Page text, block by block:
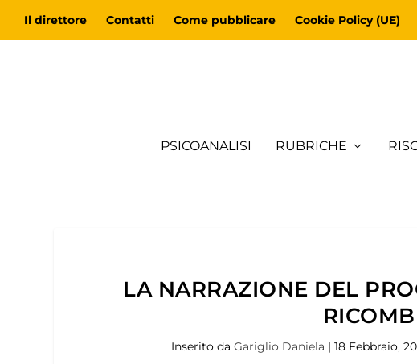
Il direttore Contatti Come pubblicare Cookie Policy (UE)
PSICOANALISI RUBRICHE
LA NARRAZIONE DEL
Inserito daGariglio Daniela |18 Febbraio,